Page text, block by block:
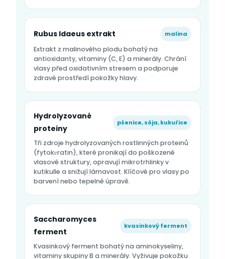
Rubus Idaeus extrakt malina
Extrakt z malinového plodu bohatý na
antioxidanty, vitaminy (C, E) a minerály. Chrání
vlasy před oxidativním stresem a podporuje
zdravé prostředí pokožky hlavy.
Hydrolyzované
proteiny
pšenice, sója, kukuřice
Tři zdroje hydrolyzovaných rostlinných proteinů
(fytokеratin), které pronikají do poškozené
vlasové struktury, opravují mikrotrhlinky v
kutikulle a snižují lámavost. Klíčové pro vlasy po
barvení nebo tepelné úpravě.
Saccharomyces
ferment
kvasinkový ferment
Kvasinkový ferment bohatý na aminokyseliny,
vitaminy skupiny B a minerály. Vyživuje pokožku